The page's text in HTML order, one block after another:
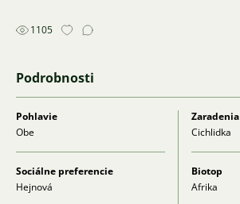
Ancistrus Gold
1105
Podrobnosti
Pohlavie
Obe
Zaradenia
Cichlidka
Sociálne preferencie
Hejnová
Biotop
Afrika